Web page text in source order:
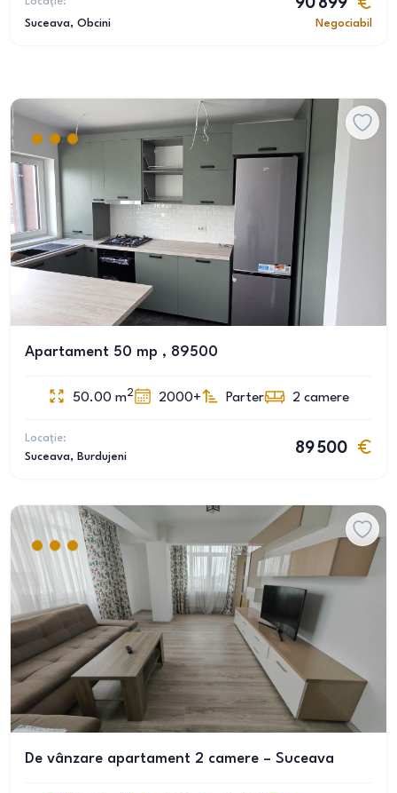
Suceava, Obcini
90 899
Negociabil
Apartament 50 mp , 89500
50.00 m2 2000+ Parter 2 camere
Locație:
Suceava, Burdujeni
89 500
De vânzare apartament 2 camere – Suceava